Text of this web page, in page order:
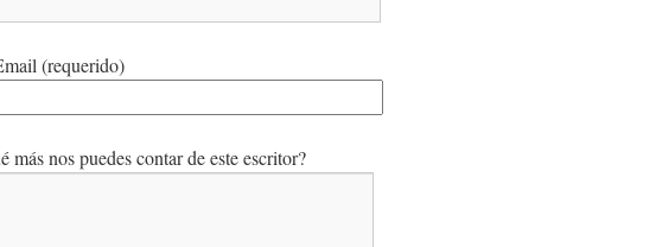
(requerido)
más nos puedes contar de este escritor?